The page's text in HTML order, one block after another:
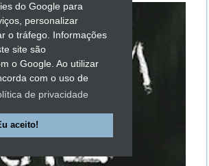
do Google para
personalizar
o tráfego. Informações
site são
o Google. Ao utilizar
com o uso de
de privacidade
aceito!